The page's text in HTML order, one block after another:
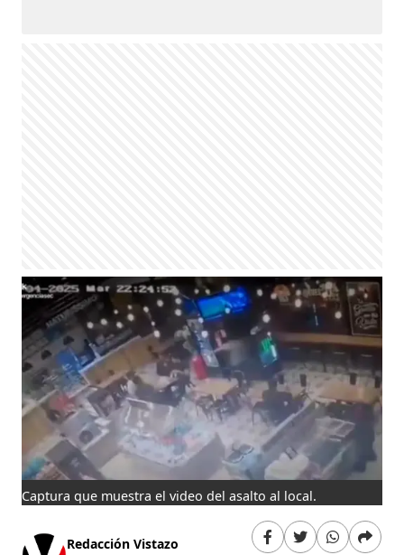
Captura que muestra el video del asalto al local.
Redacción Vistazo